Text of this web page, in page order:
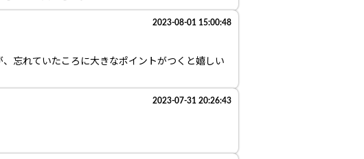
2023-08-01 15:00:48
忘れていたころに大きなポイントがつくと嬉しい
2023-07-31 20:26:43